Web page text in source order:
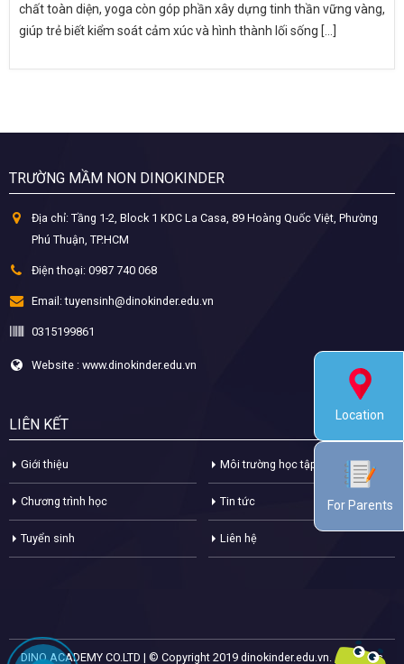
chất toàn diện, yoga còn góp phần xây dựng tinh thần vững vàng,
giúp trẻ biết kiểm soát cảm xúc và hình thành lối sống [...]
TRƯỜNG MẦM NON DINOKINDER
Địa chỉ: Tầng 1-2, Block 1 KDC La Casa, 89 Hoàng Quốc Việt, Phường
Phú Thuận, TP.HCM
Điện thoại: 0987 740 068
Email: tuyensinh@dinokinder.edu.vn
0315199861
Website : www.dinokinder.edu.vn
LIÊN KẾT
Giới thiệu
Chương trình học
Tuyển sinh
Môi trường học tập
Tin tức
Liên hệ
DINO ACADEMY CO.LTD | © Copyright 2019 dinokinder.edu.vn. All Rights
Location
For Parents